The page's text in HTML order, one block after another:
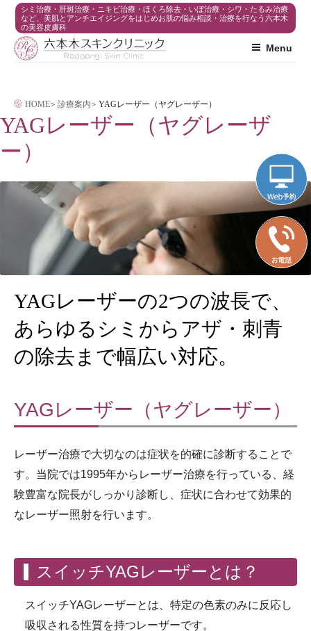
ス
キ
シミ治療・肝斑治療・ニキビ治療・ほくろ除去・いぼ治療・シワ・たるみ治療
など、美肌とアンチエイジングをはじめお肌の悩み相談・治療を行なう六本木
の美容皮膚科
Menu
HOME> 診療案内> YAGレーザー（ヤグレーザー）
YAGレーザー（ヤグレーザ
ー）
YAGレーザーの2つの波長で、
あらゆるシミからアザ・刺青
の除去まで幅広い対応。
YAGレーザー（ヤグレーザー）
レーザー治療で大切なのは症状を的確に診断することで
す。当院では1995年からレーザー治療を行っている、経
験豊富な院長がしっかり診断し、症状に合わせて効果的
なレーザー照射を行います。
スイッチYAGレーザーとは？
スイッチYAGレーザーとは、特定の色素のみに反応し
吸収される性質を持つレーザーです。